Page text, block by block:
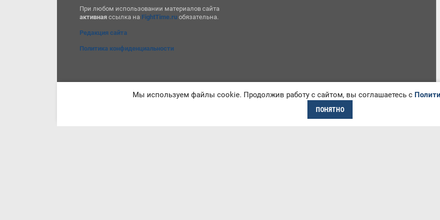
При любом использовании материалов сайта
активная ссылка на FightTime.ru обязательна.
Редакция сайта
Политика конфиденциальности
Мы используем файлы cookie. Продолжив работу с сайтом, вы соглашаетесь с
ПОНЯТНО